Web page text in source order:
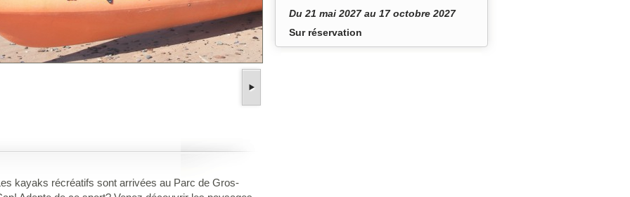
kayaks récréatifs sont arrivées au Parc de Gros-
Du 21 mai 2027 au 17 octobre 2027
Sur réservation